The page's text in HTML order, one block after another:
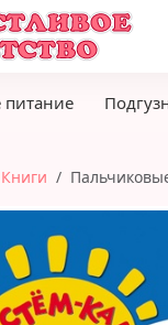
питание
Книги